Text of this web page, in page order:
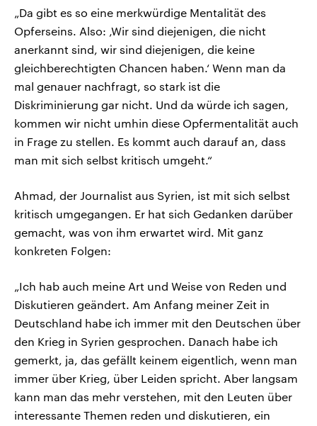
„Da gibt es so eine merkwürdige Mentalität des
Opferseins. Also: ‚Wir sind diejenigen, die nicht
anerkannt sind, wir sind diejenigen, die keine
gleichberechtigten Chancen haben.‘ Wenn man da
mal genauer nachfragt, so stark ist die
Diskriminierung gar nicht. Und da würde ich sagen,
kommen wir nicht umhin diese Opfermentalität auch
in Frage zu stellen. Es kommt auch darauf an, dass
man mit sich selbst kritisch umgeht.“
Ahmad, der Journalist aus Syrien, ist mit sich selbst
kritisch umgegangen. Er hat sich Gedanken darüber
gemacht, was von ihm erwartet wird. Mit ganz
konkreten Folgen:
„Ich hab auch meine Art und Weise von Reden und
Diskutieren geändert. Am Anfang meiner Zeit in
Deutschland habe ich immer mit den Deutschen über
den Krieg in Syrien gesprochen. Danach habe ich
gemerkt, ja, das gefällt keinem eigentlich, wenn man
immer über Krieg, über Leiden spricht. Aber langsam
kann man das mehr verstehen, mit den Leuten über
interessante Themen reden und diskutieren, ein